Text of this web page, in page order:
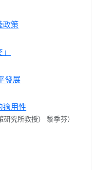
政策
發展
適用性
研究所教授） 黎季芬）